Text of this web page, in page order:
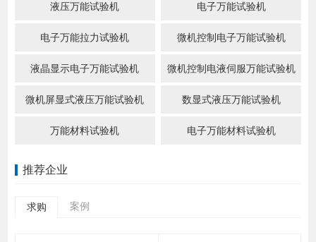
液压万能试验机 电子万能试验机
电子万能拉力试验机 微机控制电子万能试验机
液晶显示电子万能试验机 微机控制电液伺服万能试验机
微机屏显式液压万能试验机 数显式液压万能试验机
万能材料试验机 电子万能材料试验机
推荐企业
求购 案例